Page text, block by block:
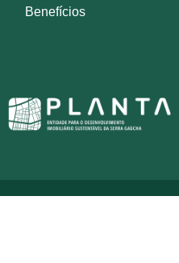
Benefícios